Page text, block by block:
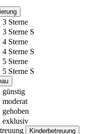
3 Sterne
3 Sterne S
4 Sterne
4 Sterne S
5 Sterne
5 Sterne S
günstig
moderat
gehoben
exklusiv
Kinderbetreuung